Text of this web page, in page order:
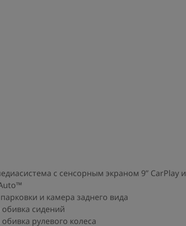
с сенсорным экраном 9’’ CarPlay и
и камера заднего вида
сидений
рулевого колеса